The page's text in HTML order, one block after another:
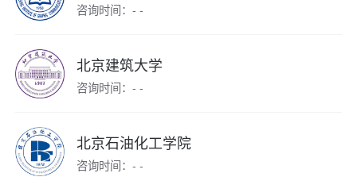
咨询时间：- -
北京建筑大学
咨询时间：- -
北京石油化工学院
咨询时间：- -